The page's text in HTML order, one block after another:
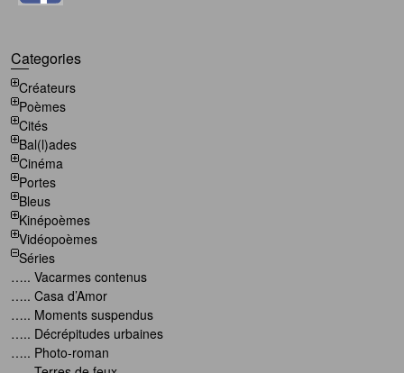
Categories
Créateurs
Poèmes
Cités
Bal(l)ades
Cinéma
Portes
Bleus
Kinépoèmes
Vidéopoèmes
Séries
….. Vacarmes contenus
….. Casa d’Amor
….. Moments suspendus
….. Décrépitudes urbaines
….. Photo-roman